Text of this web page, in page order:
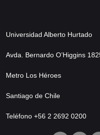
Universidad Alberto Hurtado
Avda. Bernardo O’Higgins
Metro Los Héroes
Santiago de Chile
Teléfono +56 2 2692 0200